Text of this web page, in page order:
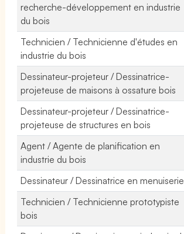
recherche-développement en industrie
du bois
Technicien / Technicienne d'études en
industrie du bois
Dessinateur-projeteur / Dessinatrice-
projeteuse de maisons à ossature bois
Dessinateur-projeteur / Dessinatrice-
projeteuse de structures en bois
Agent / Agente de planification en
industrie du bois
Dessinateur / Dessinatrice en menuiserie
Technicien / Technicienne prototypiste
bois